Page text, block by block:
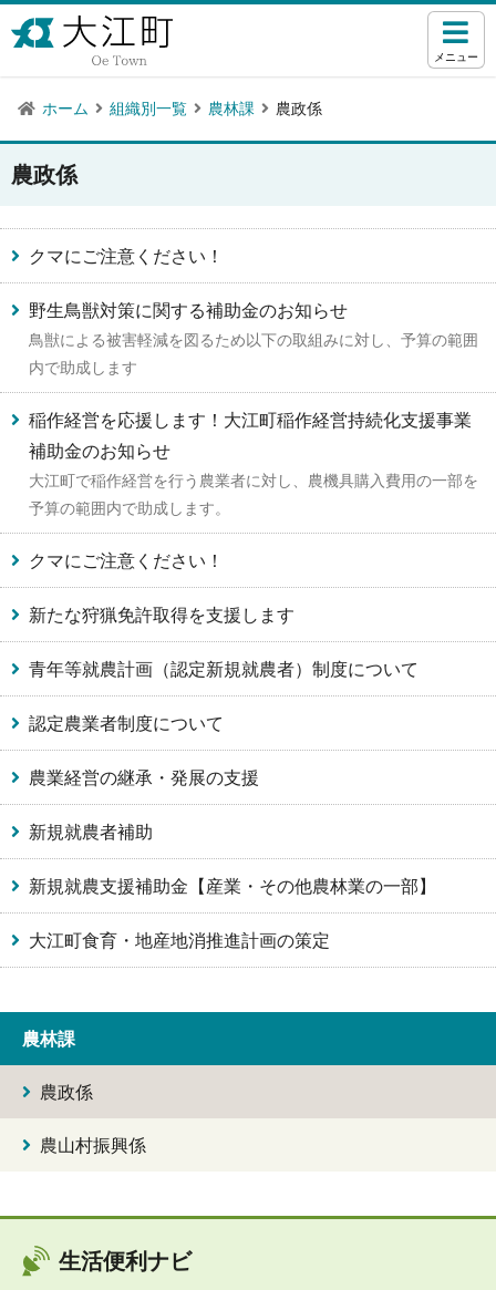
メニュー
ホーム 組織別一覧 農林課 農政係
農政係
クマにご注意ください！
野生鳥獣対策に関する補助金のお知らせ
鳥獣による被害軽減を図るため以下の取組みに対し、予算の範囲
内で助成します
稲作経営を応援します！大江町稲作経営持続化支援事業
補助金のお知らせ
大江町で稲作経営を行う農業者に対し、農機具購入費用の一部を
予算の範囲内で助成します。
クマにご注意ください！
新たな狩猟免許取得を支援します
青年等就農計画（認定新規就農者）制度について
認定農業者制度について
農業経営の継承・発展の支援
新規就農者補助
新規就農支援補助金【産業・その他農林業の一部】
大江町食育・地産地消推進計画の策定
農林課
農政係
農山村振興係
生活便利ナビ